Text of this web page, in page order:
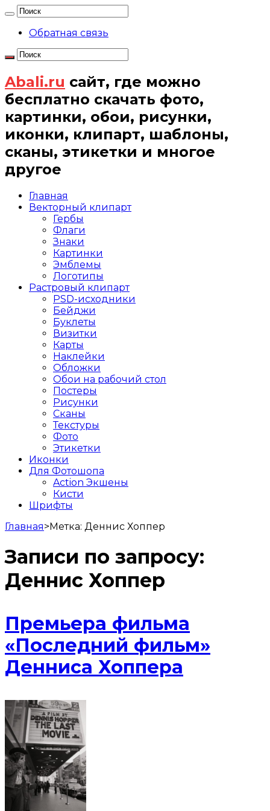
Обратная связь
Abali.ru сайт, где можно
бесплатно скачать фото,
картинки, обои, рисунки,
иконки, клипарт, шаблоны,
сканы, этикетки и многое
другое
Главная
Векторный клипарт
Гербы
Флаги
Знаки
Картинки
Эмблемы
Логотипы
Растровый клипарт
PSD-исходники
Бейджи
Буклеты
Визитки
Карты
Наклейки
Обложки
Обои на рабочий стол
Постеры
Рисунки
Сканы
Текстуры
Фото
Этикетки
Иконки
Для Фотошопа
Action Экшены
Кисти
Шрифты
Главная>Метка: Деннис Хоппер
Записи по запросу:
Деннис Хоппер
Премьера фильма
«Последний фильм»
Денниса Хоппера